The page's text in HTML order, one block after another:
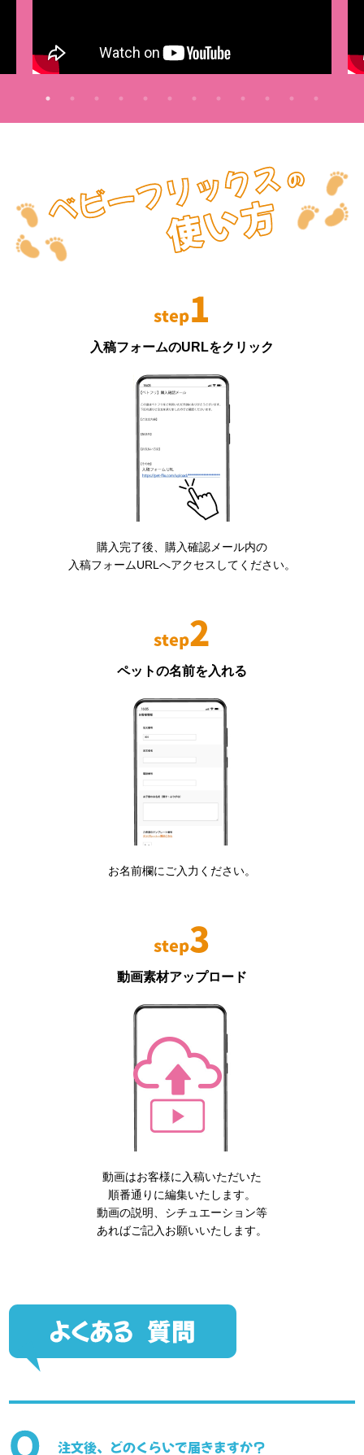
step1
入稿フォームのURLをクリック
購入完了後、購入確認メール内の
入稿フォームURLへアクセスしてください。
step2
ペットの名前を入れる
お名前欄にご入力ください。
step3
動画素材アップロード
動画はお客様に入稿いただいた
順番通りに編集いたします。
動画の説明、シチュエーション等
あればご記入お願いいたします。
注文後、どのくらいで届きますか？